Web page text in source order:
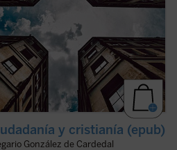
y cristianía (epub)
González de Cardedal